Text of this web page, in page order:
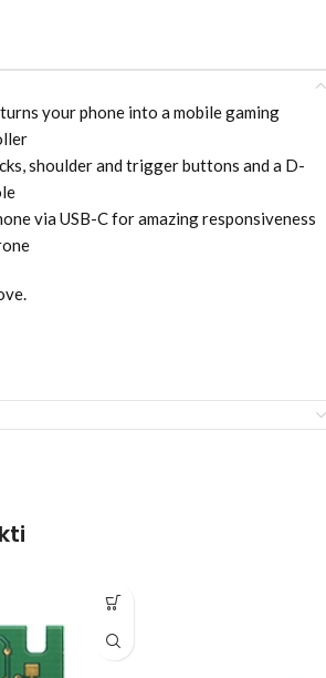
your phone into a mobile gaming
shoulder and trigger buttons and a D-
via USB-C for amazing responsiveness